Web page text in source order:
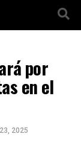
por
en el
2025